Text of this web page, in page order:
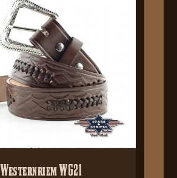
Westernriem WG21